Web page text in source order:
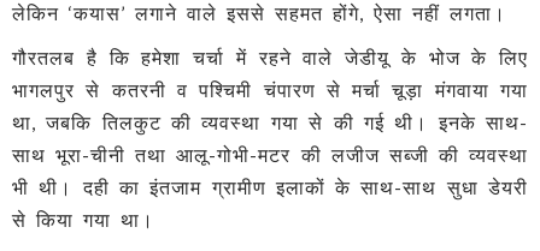
लेकिन ‘कयास’ लगाने वाले इससे सहमत होंगे, ऐसा नहीं लगता।
गौरतलब है कि हमेशा चर्चा में रहने वाले जेडीयू के भोज के लिए
भागलपुर से कतरनी व पश्चिमी चंपारण से मर्चा चूड़ा मंगवाया गया
था, जबकि तिलकुट की व्यवस्था गया से की गई थी। इनके साथ-
साथ भूरा-चीनी तथा आलू-गोभी-मटर की लजीज सब्जी की व्‍यवस्‍था
भी थी। दही का इंतजाम ग्रामीण इलाकों के साथ-साथ सुधा डेयरी
से किया गया था।